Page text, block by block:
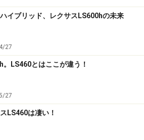
イブリッド、レクサスLS600hの未来
27
。LS460とはここが違う！
27
LS460は凄い！